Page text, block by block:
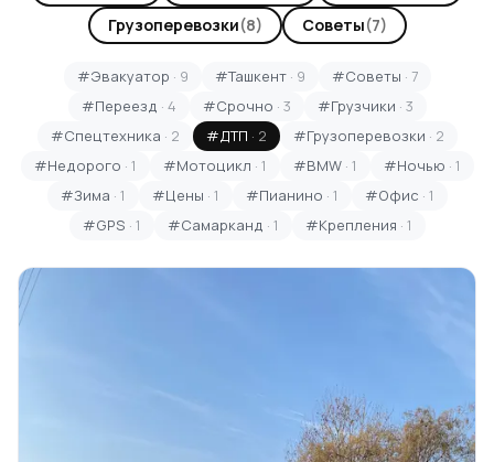
Грузоперевозки(8) Советы(7)
#Эвакуатор · 9 #Ташкент · 9 #Советы · 7
#Переезд · 4 #Срочно · 3 #Грузчики · 3
#Спецтехника · 2 #ДТП · 2 #Грузоперевозки · 2
#Недорого · 1 #Мотоцикл · 1 #BMW · 1 #Ночью · 1
#Зима · 1 #Цены · 1 #Пианино · 1 #Офис · 1
#GPS · 1 #Самарканд · 1 #Крепления · 1